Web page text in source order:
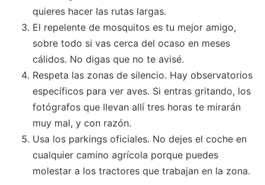
quieres hacer las rutas largas.
El repelente de mosquitos es tu mejor amigo,
sobre todo si vas cerca del ocaso en meses
cálidos. No digas que no te avisé.
Respeta las zonas de silencio. Hay observatorios
específicos para ver aves. Si entras gritando, los
fotógrafos que llevan allí tres horas te mirarán
muy mal, y con razón.
Usa los parkings oficiales. No dejes el coche en
cualquier camino agrícola porque puedes
molestar a los tractores que trabajan en la zona.